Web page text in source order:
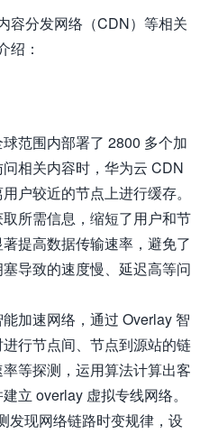
容分发网络（CDN）等相关
绍：
球范围内部署了 2800 多个加
相关内容时，华为云 CDN
户较近的节点上进行缓存。
所需信息，缩短了用户和节
提高数据传输速率，避免了
导致的速度慢、延迟高等问
能加速网络，通过 Overlay 智
行节点间、节点到源站的链
等探测，运用算法计算出客
立 overlay 虚拟专线网络。
发现网络链路时变规律，设